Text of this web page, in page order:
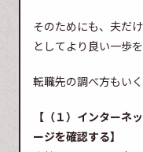
そのためにも、夫だ
としてより良い一歩
転職先の調べ方もいく
【（１）インターネ
ージを確認する】